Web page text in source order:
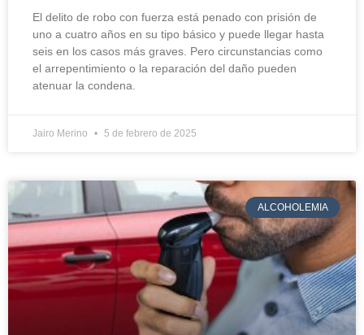
El delito de robo con fuerza está penado con prisión de
uno a cuatro años en su tipo básico y puede llegar hasta
seis en los casos más graves. Pero circunstancias como
el arrepentimiento o la reparación del daño pueden
atenuar la condena.
Jairo Merino 5 de febrero de 2025
ALCOHOLEMIA